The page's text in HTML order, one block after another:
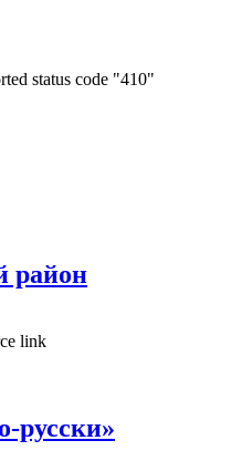
status code "410"
район
link
русски»